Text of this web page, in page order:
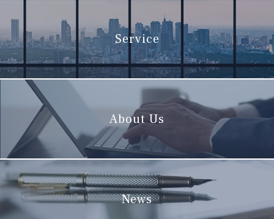
Service
About Us
News